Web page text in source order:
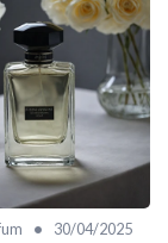
• 30/04/2025